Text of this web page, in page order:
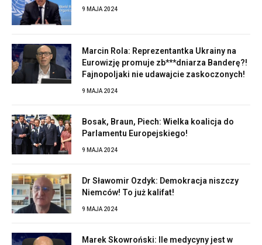
9 MAJA 2024
Marcin Rola: Reprezentantka Ukrainy na
Eurowizję promuje zb***dniarza Banderę?!
Fajnopoljaki nie udawajcie zaskoczonych!
9 MAJA 2024
Bosak, Braun, Piech: Wielka koalicja do
Parlamentu Europejskiego!
9 MAJA 2024
Dr Sławomir Ozdyk: Demokracja niszczy
Niemców! To już kalifat!
9 MAJA 2024
Marek Skowroński: Ile medycyny jest w